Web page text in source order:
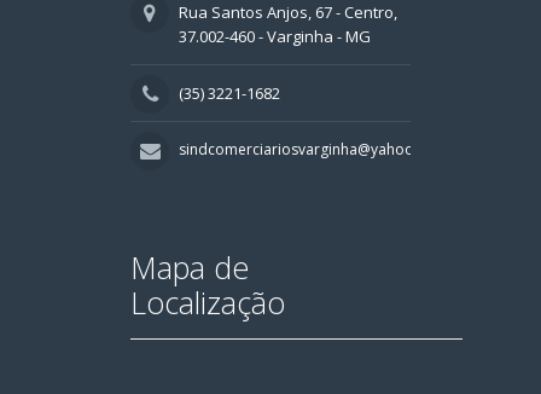
Rua Santos Anjos, 67 - Centro,
37.002-460 - Varginha - MG
(35) 3221-1682
sindcomerciariosvarginha@yahoo.com.br
Mapa de
Localização